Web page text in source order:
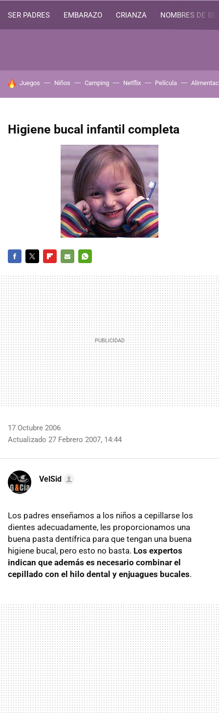
SER PADRES EMBARAZO CRIANZA NOMBRES DE
HOY SE HABLA DE
Juegos Niños Camping Netflix Película
Higiene bucal infantil completa
MAIL
17 Octubre 2006
Actualizado 27 Febrero 2007, 14:44
VelSid
Los padres enseñamos a los niños a cepillarse los
dientes adecuadamente, les proporcionamos una
buena pasta dentífrica para que tengan una buena
higiene bucal, pero esto no basta. Los expertos
indican que además es necesario combinar el
cepillado con el hilo dental y enjuagues bucales.